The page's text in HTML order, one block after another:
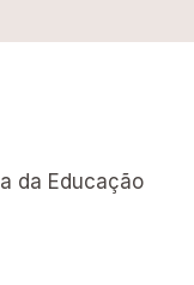
da Educação